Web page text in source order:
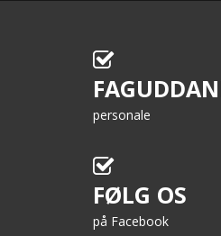
personale
FØLG OS
på Facebook